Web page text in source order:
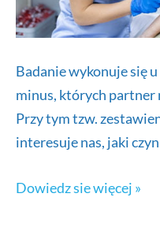
Badanie wykonuje się
minus, których partner
Przy tym tzw.
interesuje nas, jaki
Badanie
Dowiedz sie więcej »